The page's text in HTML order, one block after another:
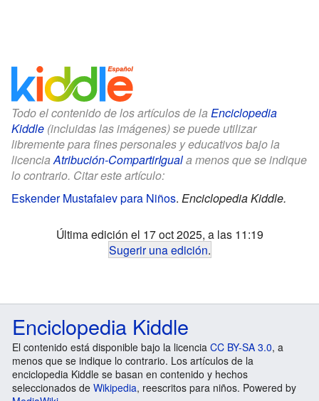
Todo el contenido de los artículos de la Enciclopedia
Kiddle (incluidas las imágenes) se puede utilizar
libremente para fines personales y educativos bajo la
licenciaAtribución-CompartirIguala menos que se indique
lo contrario. Citar este artículo:
Eskender Mustafaiev para Niños. Enciclopedia Kiddle.
Última edición el 17 oct 2025, a las 11:19
Sugerir una edición.
Enciclopedia Kiddle
El contenido está disponible bajo la licencia CC BY-SA 3.0, a
menos que se indique lo contrario. Los artículos de la
enciclopedia Kiddle se basan en contenido y hechos
seleccionados de Wikipedia, reescritos para niños. Powered by